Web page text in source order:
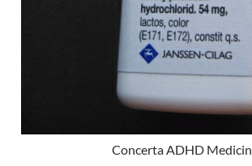
Concerta ADHD Medicin